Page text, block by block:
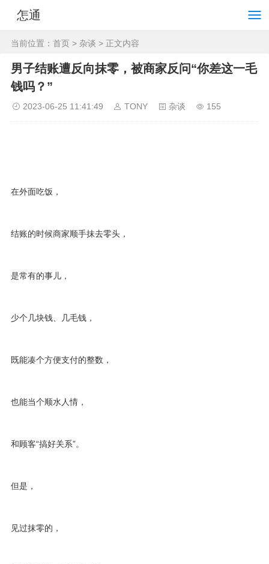
怎通
当前位置： 首页 > 杂谈 > 正文内容
男子结账遭反向抹零，被商家反问“你差这一毛
钱吗？”
2023-06-25 11:41:49 TONY 杂谈 155
在外面吃饭，
结账的时候商家顺手抹去零头，
是常有的事儿，
少个几块钱、几毛钱，
既能凑个方便支付的整数，
也能当个顺水人情，
和顾客“搞好关系”。
但是，
见过抹零的，